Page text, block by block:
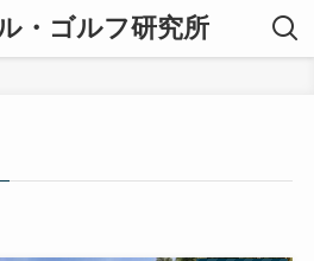
・ゴルフ研究所